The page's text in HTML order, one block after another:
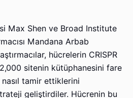
Max Shen ve Broad Institute
Mandana Arbab
hücrelerin CRISPR
sitenin kütüphanesini fare
tamir ettiklerini
geliştirdiler. Hücrenin bu